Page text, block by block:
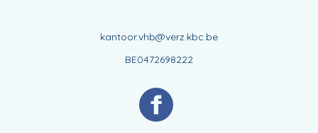
kantoor.vhb@verz.kbc.be
BE0472698222